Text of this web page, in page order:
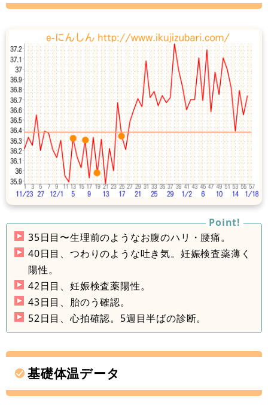
35日目〜生理前のようなお腹のハリ・腰痛。
40日目、つわりのような吐き気。妊娠検査薬薄く
陽性。
42日目、妊娠検査薬陽性。
43日目、胎のう確認。
52日目、心拍確認。5週目半ばの診断。
基礎体温データ